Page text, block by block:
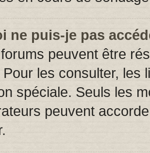
ne puis-je pas
peuvent être
les consulter, les
spéciale. Seuls les
peuvent